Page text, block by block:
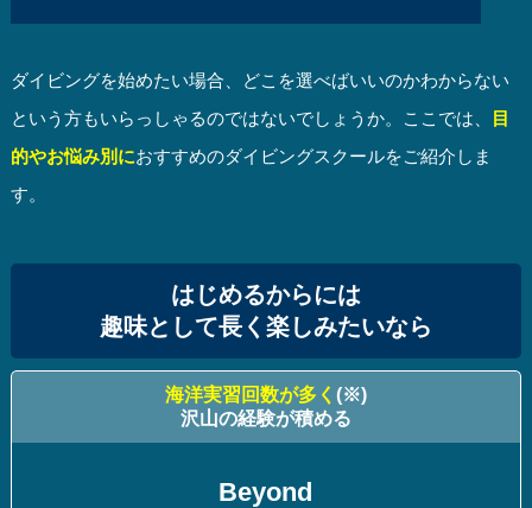
ダイビングを始めたい場合、どこを選べばいいのかわからない
という方もいらっしゃるのではないでしょうか。ここでは、
目
的やお悩み別におすすめのダイビングスクールをご紹介しま
す。
はじめるからには
趣味として長く楽しみたいなら
海洋実習回数が多く (※)
沢山の経験が積める
Beyond